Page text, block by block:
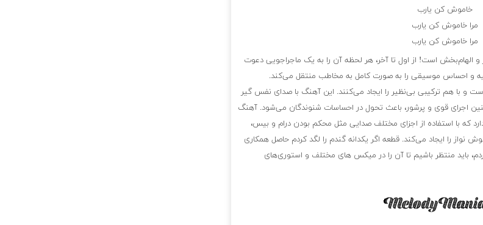
خاموش کن یارب
مرا خاموش کن یارب
مرا خاموش کن یارب
و الهام‌بخش است! از اول تا آخر، هر لحظه آن را به یک ماجراجویی دعوت
و احساس موسیقی را به صورت کامل به مخاطب منتقل می‌کند.
و با هم ترکیبی بی‌نظیر را ایجاد می‌کنند. این آهنگ با صدای نفس گیر
اجرای قوی و پرشور، باعث تحول در احساسات شنوندگان می‌شود. آهنگ
که با استفاده از اجزای مختلف صدایی مثل محکم بودن درام و بیس،
نواز را ایجاد می‌کند. قطعه اگر یکدانه گندم را لگد کردم حاصل همکاری
باید منتظر باشیم تا آن را در میکس های مختلف و استوری‌های